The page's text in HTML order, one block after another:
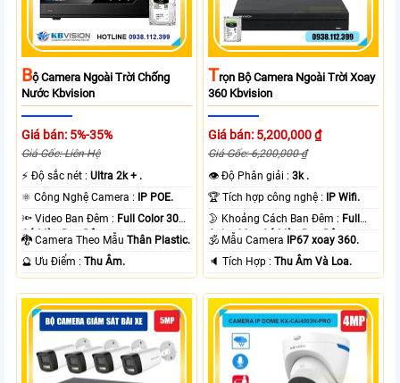
BỘ Camera Ngoài Trời Chống
Nước Kbvision
Giá bán: 5%-35%
Giá Gốc: Liên Hệ
️⚡ Độ sắc nét :Ultra 2k + .
⚛️ Công Nghệ Camera : IP POE.
🔦 Video Ban Đêm : Full Color 30m
Có Màu Ban Ðêm.
🐉️ Camera Theo MẫuThân Plastic.
️🔮 Ưu Điểm :Thu Âm.
TRọn Bộ Camera Ngoài Trời Xoay
360 Kbvision
Giá bán: 5,200,000 ₫
Giá Gốc: 6,200,000 ₫
👁 Độ Phân giải :3k .
🏆 Tích hợp công nghệ : IP Wifi.
🌛 Khoảng Cách Ban Đêm : Full
Color 30m Có Màu Ban Ðêm.
🕉️ Mẫu Camera IP67 xoay 360.
️🔈 Tích Hợp :Thu Âm Và Loa.